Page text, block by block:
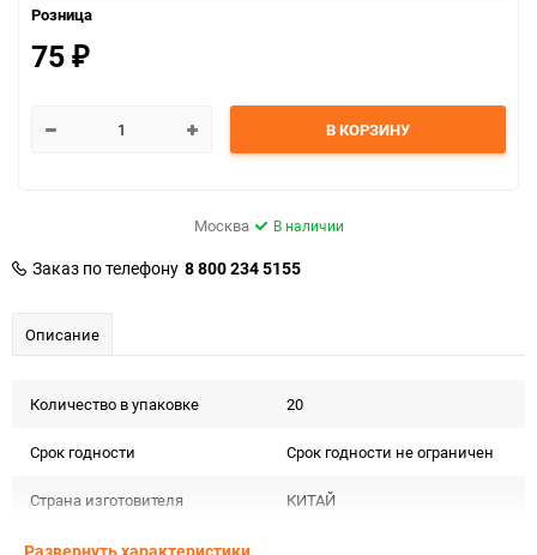
Розница
75 ₽
В КОРЗИНУ
Москва В наличии
Заказ по телефону 8 800 234 5155
Описание
Количество в упаковке 20
Срок годности Срок годности не ограничен
Страна изготовителя КИТАЙ
Предназначение товара